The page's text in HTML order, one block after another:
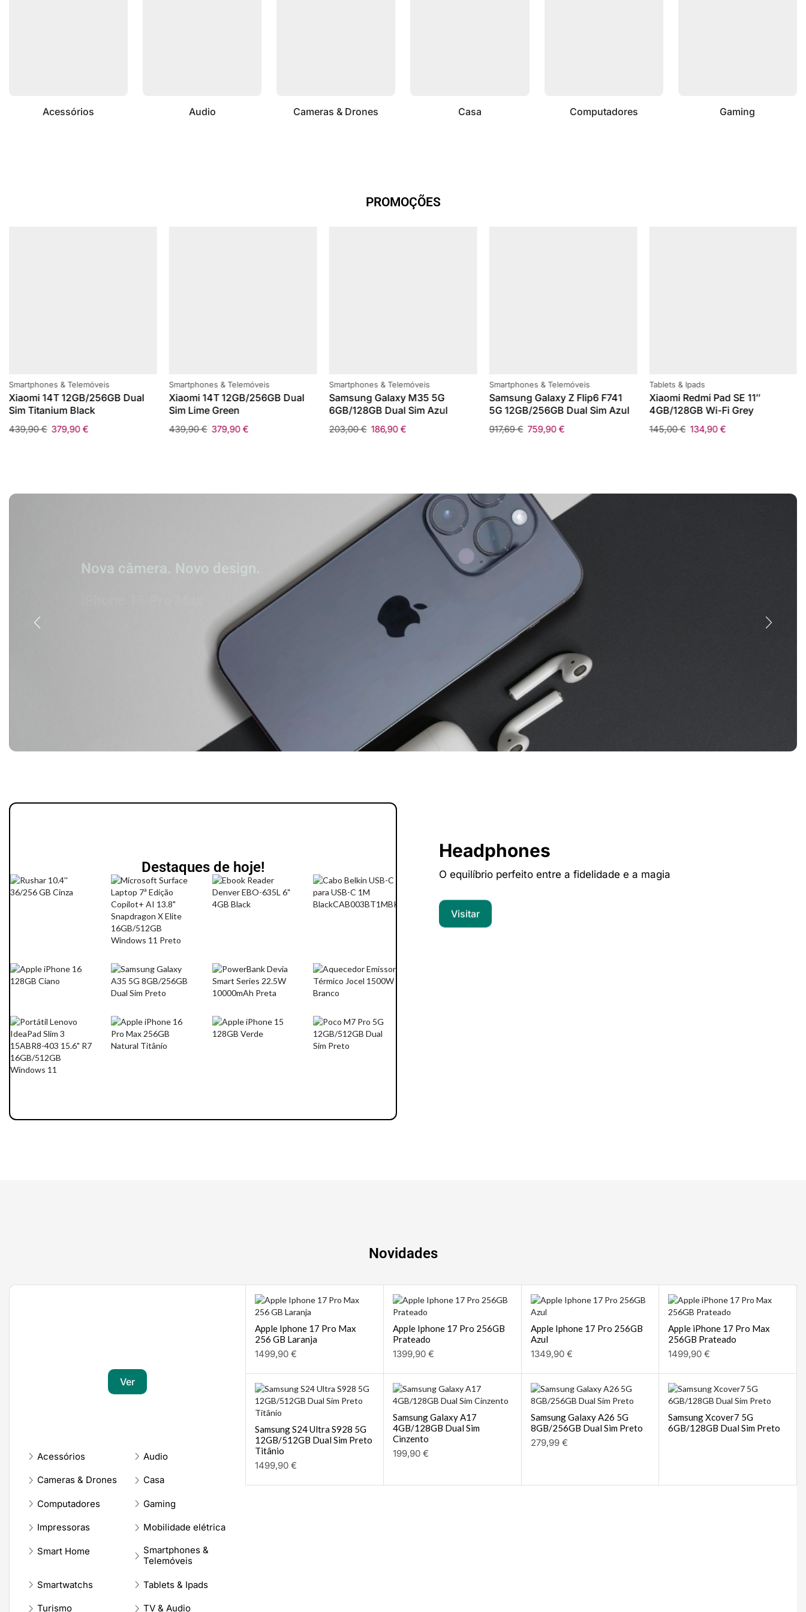
Acessórios Audio Cameras & Drones Casa Computadores Gaming
PROMOÇÕES
Smartphones & Telemóveis
Xiaomi 14T 12GB/256GB Dual
Sim Titanium Black
439,90€ 379,90€
Smartphones & Telemóveis
Xiaomi 14T 12GB/256GB Dual
Sim Lime Green
439,90€ 379,90€
Smartphones & Telemóveis
Samsung Galaxy M35 5G
6GB/128GB Dual Sim Azul
203,00€ 186,90€
Smartphones & Telemóveis
Samsung Galaxy Z Flip6 F741
5G 12GB/256GB Dual Sim Azul
917,69€ 759,90€
Tablets & Ipads
Xiaomi Redmi Pad SE 11″
4GB/128GB Wi-Fi Grey
145,00€ 134,90€
Nova câmera. Novo design.
Titânio. Tão forte. Tão leve. Tão profissional.
Destaques de hoje!
Headphones
O equilíbrio perfeito entre a fidelidade e a magia
Visitar
Novidades
Ver
Acessórios Audio
Cameras & Drones Casa
Computadores Gaming
Impressoras Mobilidade elétrica
Smart Home
Smartphones &
Telemóveis
Smartwatchs Tablets & Ipads
Turismo TV & Audio
Apple Iphone 17 Pro Max
256 GB Laranja
1499,90€
Apple Iphone 17 Pro 256GB
Prateado
1399,90 €
Apple Iphone 17 Pro 256GB
Azul
1349,90 €
Apple iPhone 17 Pro Max
256GB Prateado
1499,90€
Samsung S24 Ultra S928 5G
12GB/512GB Dual Sim Preto
Titânio
1499,90€
Samsung Galaxy A17
4GB/128GB Dual Sim
Cinzento
199,90 €
Samsung Galaxy A26 5G
8GB/256GB Dual Sim Preto
279,99 €
Samsung Xcover7 5G
6GB/128GB Dual Sim Preto